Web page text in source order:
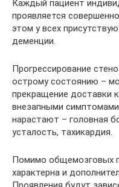
Каждый пациент
проявляется
этом у всех
деменции.
Прогрессирование
острому состоянию –
прекращение доставки
внезапными
нарастают – головная
усталость, тахикардия.
Помимо общемозговых
характерна и